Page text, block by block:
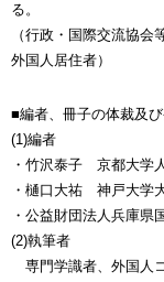
る。
（行政・国際交流協会
外国人居住者）
■編者、冊子の体裁及
(1)編者
・竹沢泰子 京都大学
・樋口大祐 神戸大学
・公益財団法人兵庫県
(2)執筆者
専門学識者、外国人